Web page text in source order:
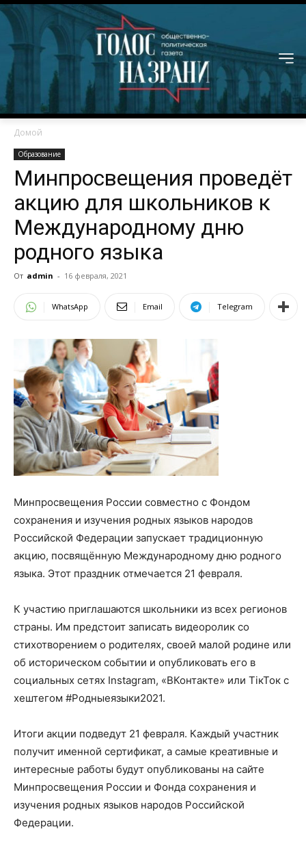
Домой
Образование
Минпросвещения проведёт
акцию для школьников к
Международному дню
родного языка
От admin - 16 февраля, 2021
WhatsApp Email Telegram
Минпросвещения России совместно с Фондом
сохранения и изучения родных языков народов
Российской Федерации запускает традиционную
акцию, посвящённую Международному дню родного
языка. Этот праздник отмечается 21 февраля.
К участию приглашаются школьники из всех регионов
страны. Им предстоит записать видеоролик со
стихотворением о родителях, своей малой родине или
об историческом событии и опубликовать его в
социальных сетях Instagram, «ВКонтакте» или ТiкТок с
хештегом #Родныеязыки2021.
Итоги акции подведут 21 февраля. Каждый участник
получит именной сертификат, а самые креативные и
интересные работы будут опубликованы на сайте
Минпросвещения России и Фонда сохранения и
изучения родных языков народов Российской
Федерации.